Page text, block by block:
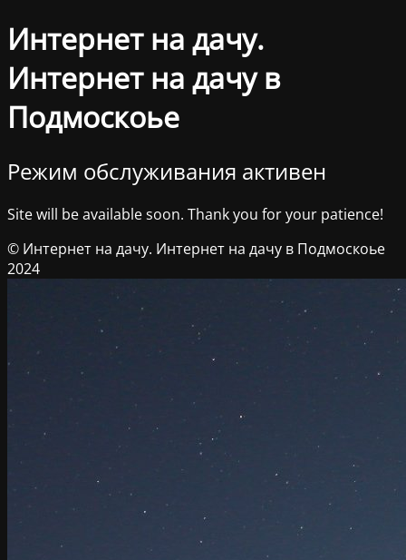
Интернет на дачу.
Интернет на дачу в
Подмоскоье
Режим обслуживания активен
Site will be available soon. Thank you for your patience!
© Интернет на дачу. Интернет на дачу в Подмоскоье
2024